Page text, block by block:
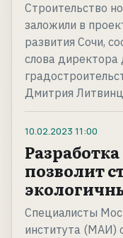
Строительство
заложили в
развития Сочи,
слова
Дмитрия
10.02.2023 11:00
позволит
Специалисты
института (МАИ)